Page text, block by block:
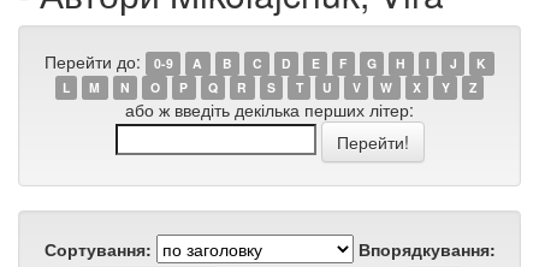
Перейти до: 0-9 A B C D E F G H I J
K
L
M N O P Q R S T U V W X Y Z
або ж введіть декілька перших літер:
Сортування:
Впорядкування: